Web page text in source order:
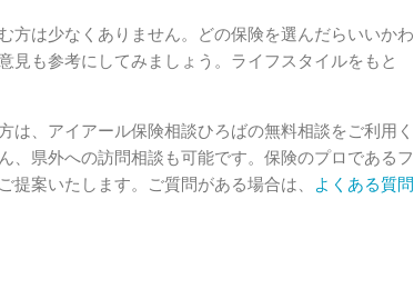
方は少なくありません。どの保険を選んだらいいかわ
見も参考にしてみましょう。ライフスタイルをもと
、アイアール保険相談ひろばの無料相談をご利用く
、県外への訪問相談も可能です。保険のプロであるフ
案いたします。ご質問がある場合は、
よくある質問